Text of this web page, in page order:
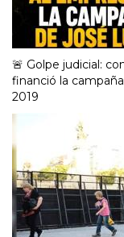
🚨 Golpe judicial:
financió la
2019